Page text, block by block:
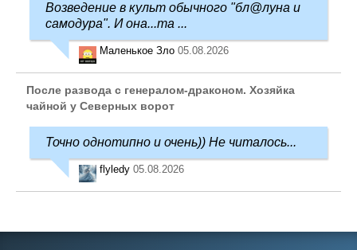
Возведение в культ обычного "бл@луна и
самодура". И она...та ...
Маленькое Зло 05.08.2026
После развода с генералом-драконом. Хозяйка
чайной у Северных ворот
Точно однотипно и очень)) Не читалось...
flyledy 05.08.2026